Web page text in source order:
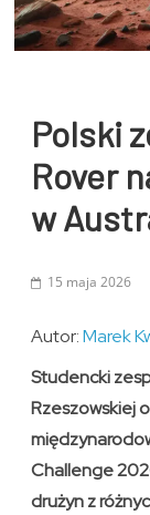
Polski
Rover
w
15 maja 2026
Autor:Marek
Studencki
Rzeszowskiej
Challenge
drużyn z